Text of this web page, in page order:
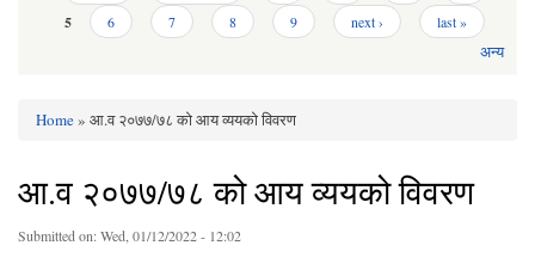
5 6 7 8 9 next › last »
अन्य
Home» आ.व २०७७/७८ को आय व्ययको विवरण
आ.व २०७७/७८ को आय व्ययको विवरण
Submitted on:Wed, 01/12/2022 - 12:02